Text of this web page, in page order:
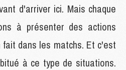
d'arriver ici. Mais chaque
à présenter des actions
dans les matchs. Et c'est
à ce type de situations.